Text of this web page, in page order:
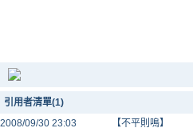
引用者清單(1)
2008/09/30 23:03
【不平則鳴】